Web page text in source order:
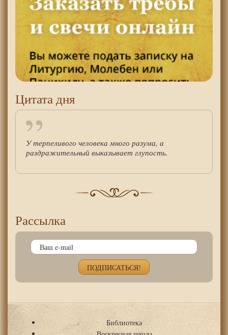
Цитата дня
У терпеливого человека много разума, а
раздражительный выказывает глупость.
Рассылка
Библиотека